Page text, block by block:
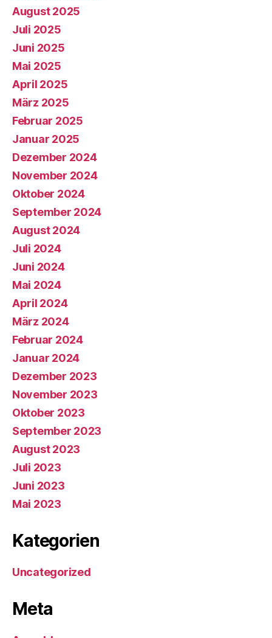
August 2025
Juli 2025
Juni 2025
Mai 2025
April 2025
März 2025
Februar 2025
Januar 2025
Dezember 2024
November 2024
Oktober 2024
September 2024
August 2024
Juli 2024
Juni 2024
Mai 2024
April 2024
März 2024
Februar 2024
Januar 2024
Dezember 2023
November 2023
Oktober 2023
September 2023
August 2023
Juli 2023
Juni 2023
Mai 2023
Kategorien
Uncategorized
Meta